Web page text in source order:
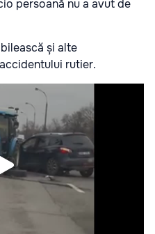
persoană nu a avut de
și alte
rutier.